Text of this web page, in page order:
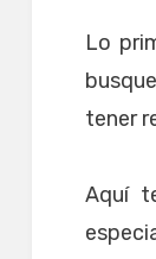
Lo
tener
Aquí